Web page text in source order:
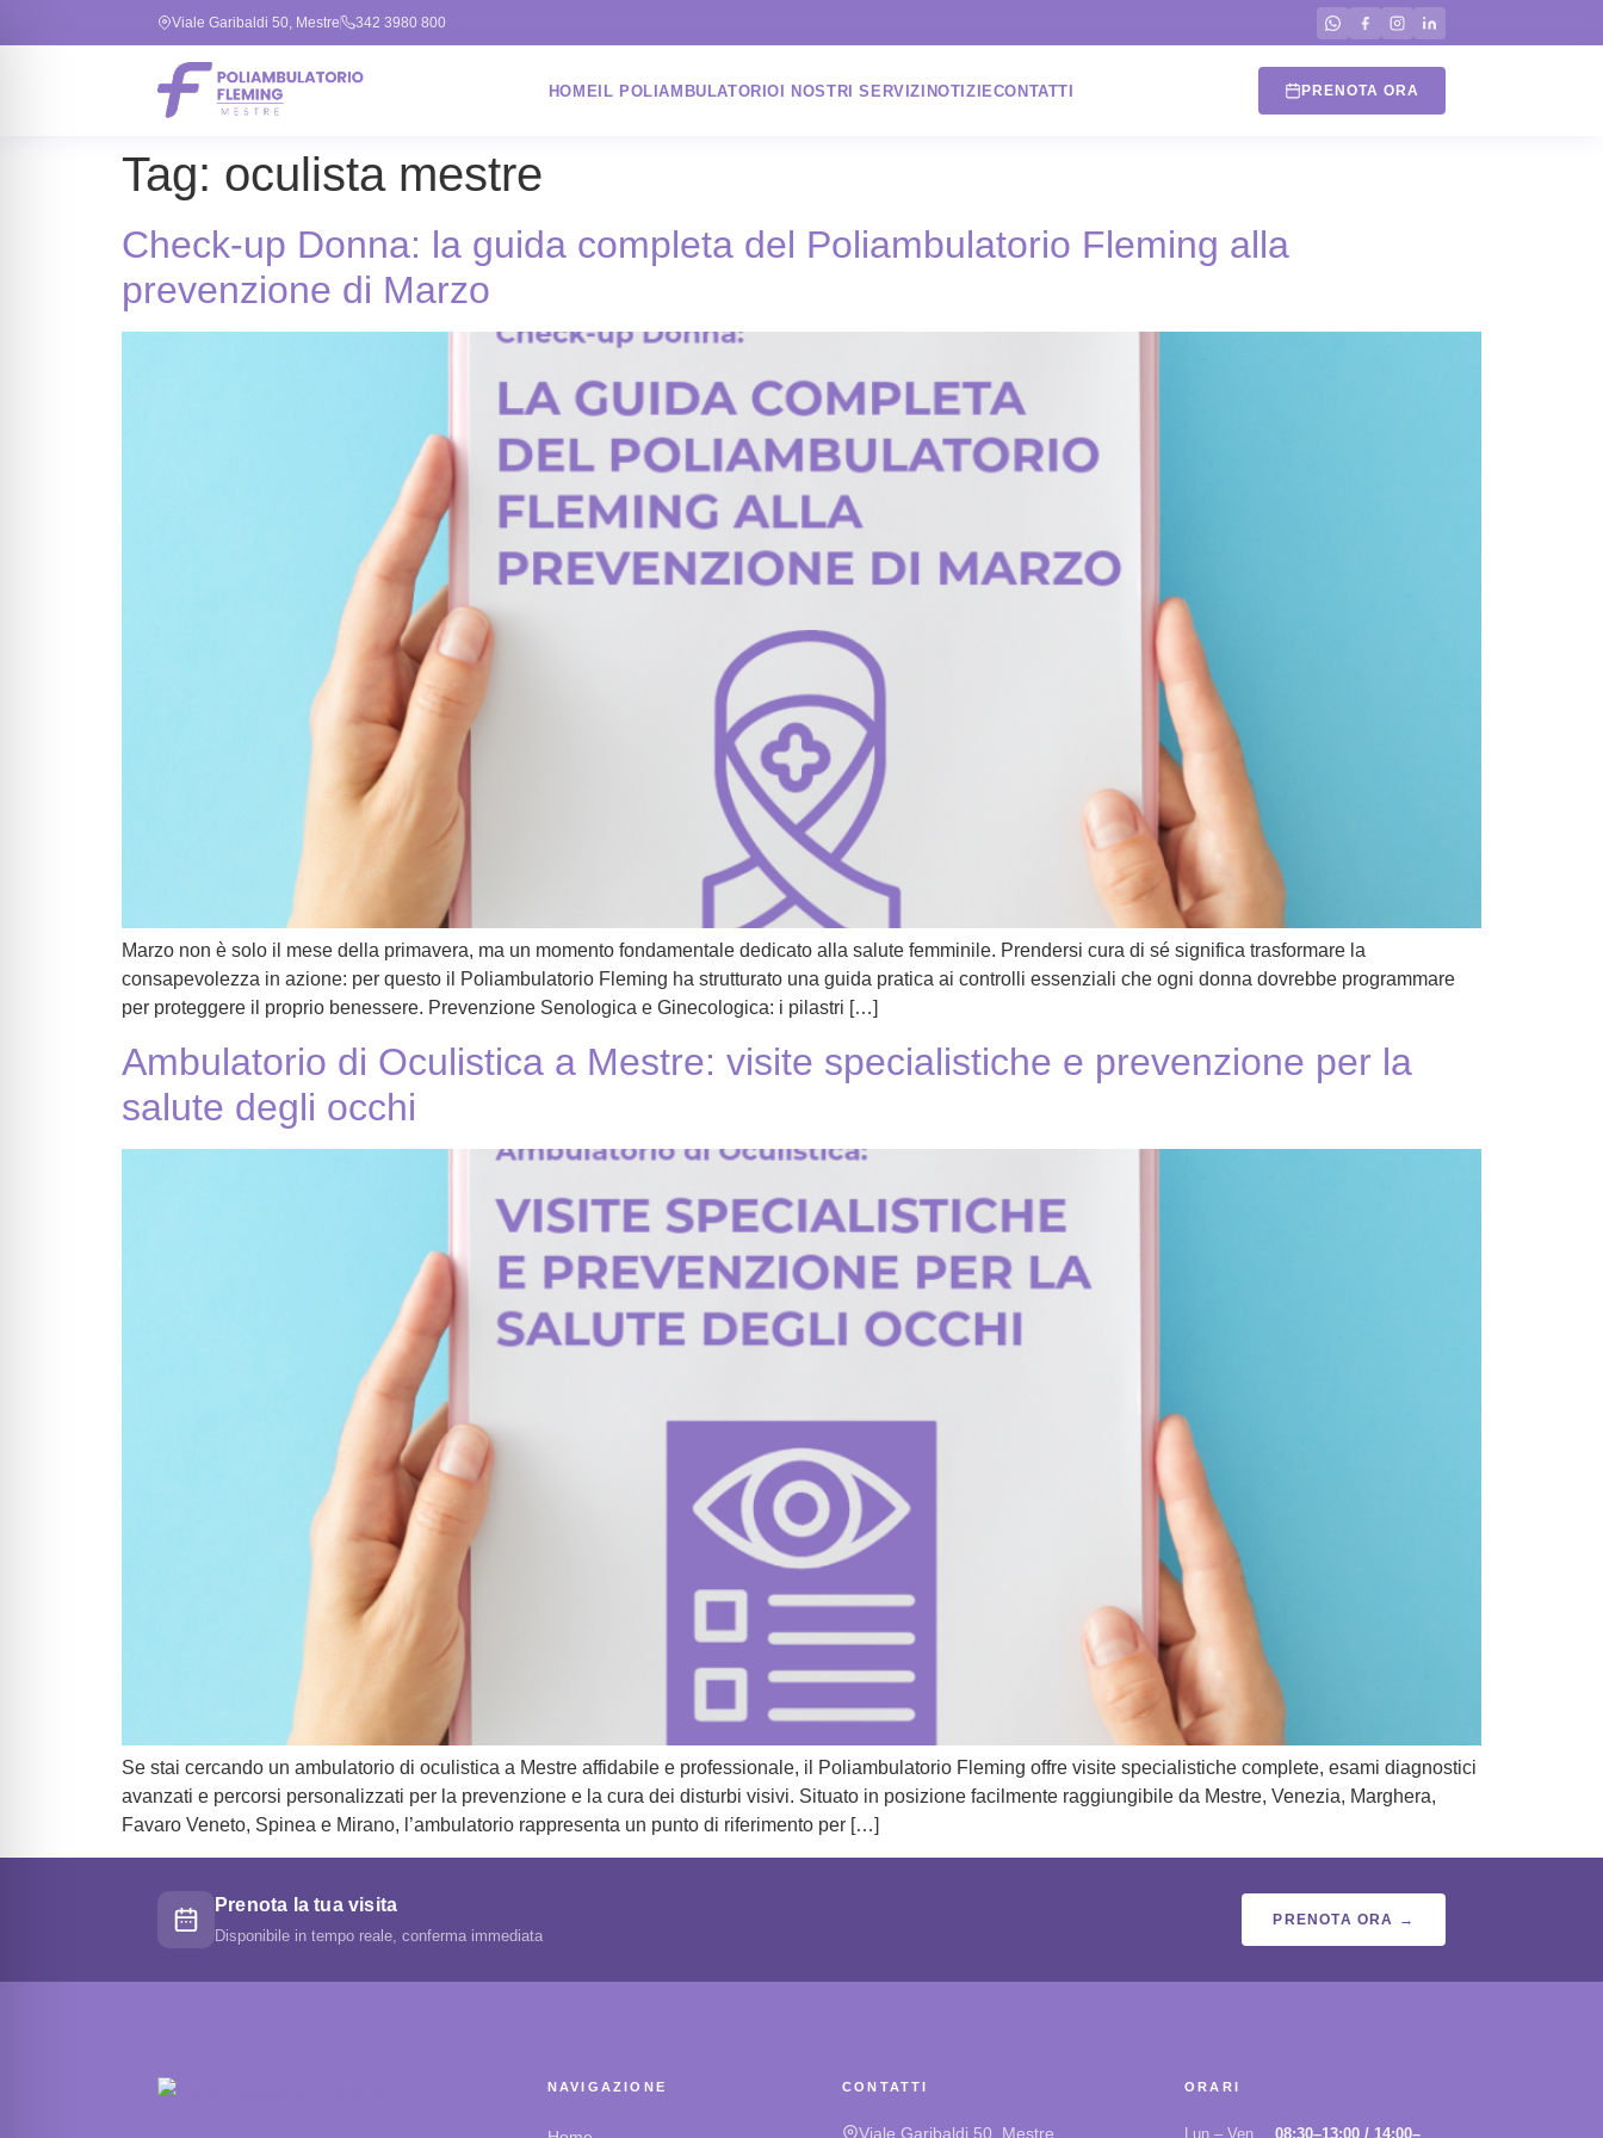
Viale Garibaldi 50, Mestre 342 3980 800
HOME IL POLIAMBULATORIO I NOSTRI SERVIZI NOTIZIECONTATTI PRENOTA ORA
Tag: oculista mestre
Check-up Donna: la guida completa del Poliambulatorio Fleming alla
prevenzione di Marzo
Marzo non è solo il mese della primavera, ma un momento fondamentale dedicato alla salute femminile. Prendersi cura di sé significa trasformare la
consapevolezza in azione: per questo il Poliambulatorio Fleming ha strutturato una guida pratica ai controlli essenziali che ogni donna dovrebbe programmare
per proteggere il proprio benessere. Prevenzione Senologica e Ginecologica: i pilastri […]
Ambulatorio di Oculistica a Mestre: visite specialistiche e prevenzione per la
salute degli occhi
Se stai cercando un ambulatorio di oculistica a Mestre affidabile e professionale, il Poliambulatorio Fleming offre visite specialistiche complete, esami diagnostici
avanzati e percorsi personalizzati per la prevenzione e la cura dei disturbi visivi. Situato in posizione facilmente raggiungibile da Mestre, Venezia, Marghera,
Favaro Veneto, Spinea e Mirano, l’ambulatorio rappresenta un punto di riferimento per […]
Prenota la tua visita
Disponibile in tempo reale, conferma immediata
PRENOTA ORA →
NAVIGAZIONE CONTATTI
Viale Garibaldi 50, Mestre
ORARI
Lun – Ven 08:30–13:00 / 14:00–